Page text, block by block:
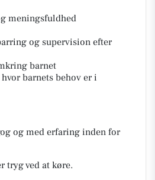
meningsfuldhed
og supervision efter
barnet
barnets behov er i
og med erfaring inden for
tryg ved at køre.